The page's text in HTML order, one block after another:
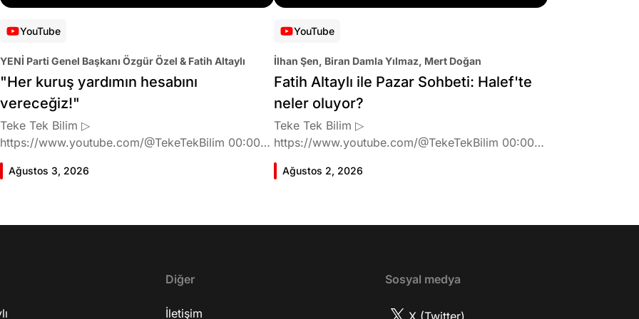
YouTube
YENİ Parti Genel Başkanı Özgür Özel & Fatih Altaylı
"Her kuruş yardımın hesabını
vereceğiz!"
Teke Tek Bilim ▷
https://www.youtube.com/@TekeTekBilim 00:00
Giriş 01:58 Butlan kararı 05:58 Butlan kararı kimin
meselesi? 11:32 Kılıçdaroğlu bu günlerin sinyalini
30:09 AK Parti'ye geçişlerin duracağının garantisi
Yargıtay kararından eminken neden partiden
Seçim güvenliğini nasıl sağlayacak? 1:06:25 Ekrem
Ağustos 3, 2026
YouTube
İlhan Şen, Biran Damla Yılmaz, Mert Doğan
Fatih Altaylı ile Pazar Sohbeti: Halef'te
neler oluyor?
Teke Tek Bilim ▷
https://www.youtube.com/@TekeTekBilim 00:00
Giriş 02:46 Biran Damla Yılmaz dizi teklifi
geldiğinde neler hissetti? 05:41 Oynadığı role nasıl
neler kattı? 17:52 İlhan Şen, ayakkabı eleştirisinden
mi? 22:22 Biran Damla Yılmaz nereli, nasıl bir
etkiliyor mu? 30:18 Mert Doğan'ın oyunculuk
Ağustos 2, 2026
Diğer
İletişim
Sosyal medya
X (Twitter)